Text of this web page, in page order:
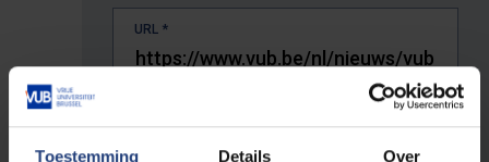
Toestemming Details Over
URL *
The full URL of the page where you encountered the error.